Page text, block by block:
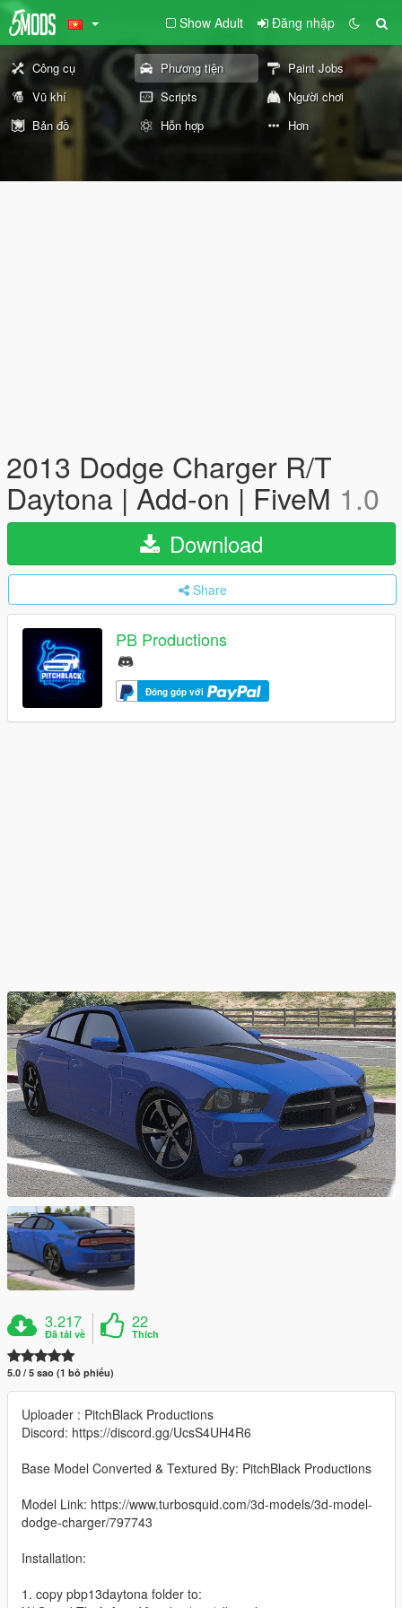
Show Adult Đăng nhập
Công cụ Phương tiện
Paint Jobs
Vũ khí
Scripts
Người chơi
Bản đồ
Hỗn hợp Hơn
2013 Dodge Charger R/T
Daytona | Add-on | FiveM 1.0
Download
Share
PB Productions
Đóng góp với
3.217
Đã tải về
22
Thích
5.0 / 5 sao (1 bỏ phiếu)
Uploader : PitchBlack Productions
Discord: https://discord.gg/UcsS4UH4R6
Base Model Converted & Textured By: PitchBlack Productions
Model Link: https://www.turbosquid.com/3d-models/3d-model-
dodge-charger/797743
Installation:
1. copy pbp13daytona folder to: